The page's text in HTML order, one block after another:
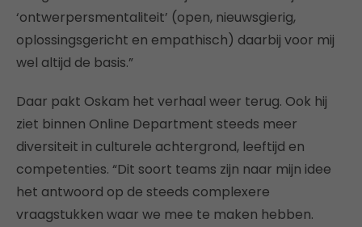
‘ontwerpersmentaliteit’ (open, nieuwsgierig,
oplossingsgericht en empathisch) daarbij voor mij
wel altijd de basis.”
Daar pakt Oskam het verhaal weer terug. Ook hij
ziet binnen Online Department steeds meer
diversiteit in culturele achtergrond, leeftijd en
competenties. “Dit soort teams zijn naar mijn idee
het antwoord op de steeds complexere
vraagstukken waar we mee te maken hebben.